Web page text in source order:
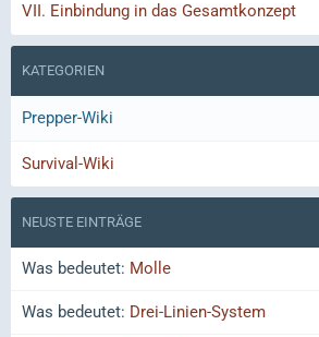
VII. Einbindung in das Gesamtkonzept
KATEGORIEN
Prepper-Wiki
Survival-Wiki
NEUSTE EINTRÄGE
Was bedeutet: Molle
Was bedeutet: Drei-Linien-System